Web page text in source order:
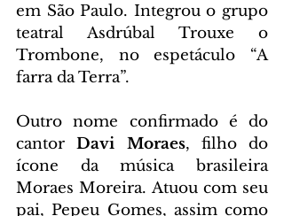
em São Paulo. Integrou o grupo
teatral Asdrúbal Trouxe o
Trombone, no espetáculo “A
farra da Terra”.
Outro nome confirmado é do
cantor Davi Moraes, filho do
ícone da música brasileira
Moraes Moreira. Atuou com seu
pai, Pepeu Gomes, assim como